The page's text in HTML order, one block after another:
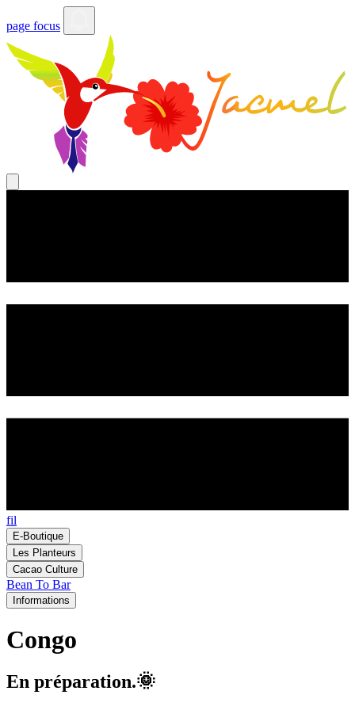
page focus
fil
E-Boutique
Les Planteurs
Cacao Culture
Bean To Bar
Informations
Congo
En préparation.🌞